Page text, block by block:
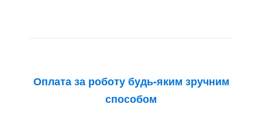
Оплата за роботу будь-яким зручним
способом